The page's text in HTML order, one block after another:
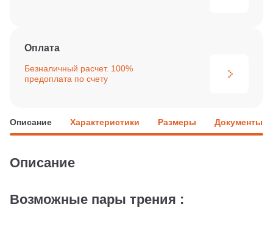
Оплата
Безналичный расчет. 100%
предоплата по счету
Описание Характеристики Размеры Документы
Описание
Возможные пары трения :